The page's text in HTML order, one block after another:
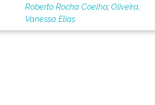
Roberto Rocha Coelho;Oliveira,
Vanessa Elias